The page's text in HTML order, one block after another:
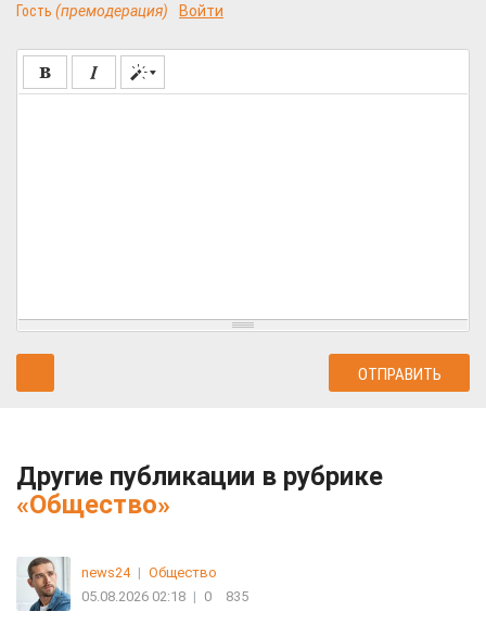
Гость (премодерация) Войти
Другие публикации в рубрике
«Общество»
news24 | Общество
05.08.2026 02:18 | 0 835